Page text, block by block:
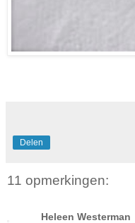
Delen
11 opmerkingen:
Heleen Westerman